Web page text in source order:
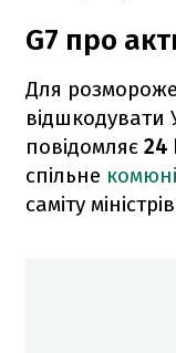
G7 про
Для
відшкодувати
повідомляє 24
спільне
саміту